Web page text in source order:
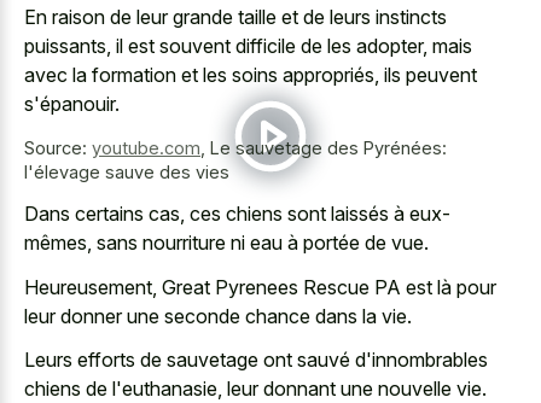
En raison de leur grande taille et de leurs instincts
puissants, il est souvent difficile de les adopter, mais
avec la formation et les soins appropriés, ils peuvent
s'épanouir.
Source: youtube.com Le sauvetage des Pyrénées:
l'élevage sauve des vies
Dans certains cas, ces chiens sont laissés à eux-
mêmes, sans nourriture ni eau à portée de vue.
Heureusement, Great Pyrenees Rescue PA est là pour
leur donner une seconde chance dans la vie.
Leurs efforts de sauvetage ont sauvé d'innombrables
chiens de l'euthanasie, leur donnant une nouvelle vie.